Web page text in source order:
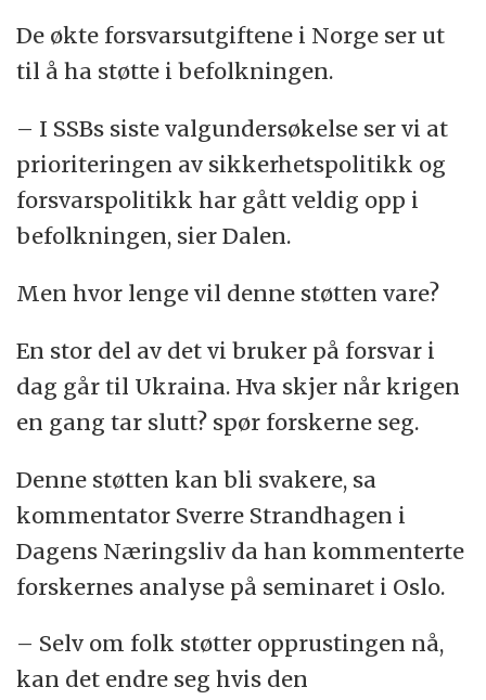
De økte forsvarsutgiftene i Norge ser ut
til å ha støtte i befolkningen.
– I SSBs siste valgundersøkelse ser vi at
prioriteringen av sikkerhetspolitikk og
forsvarspolitikk har gått veldig opp i
befolkningen, sier Dalen.
Men hvor lenge vil denne støtten vare?
En stor del av det vi bruker på forsvar i
dag går til Ukraina. Hva skjer når krigen
en gang tar slutt? spør forskerne seg.
Denne støtten kan bli svakere, sa
kommentator Sverre Strandhagen i
Dagens Næringsliv da han kommenterte
forskernes analyse på seminaret i Oslo.
– Selv om folk støtter opprustingen nå,
kan det endre seg hvis den